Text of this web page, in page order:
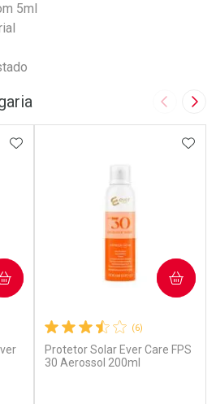
5ml
Imagem
ADICIONAR AOS FAVORITOS
(6)
Protetor Solar Ever Care FPS
30 Aerossol 200ml
COMPRAR